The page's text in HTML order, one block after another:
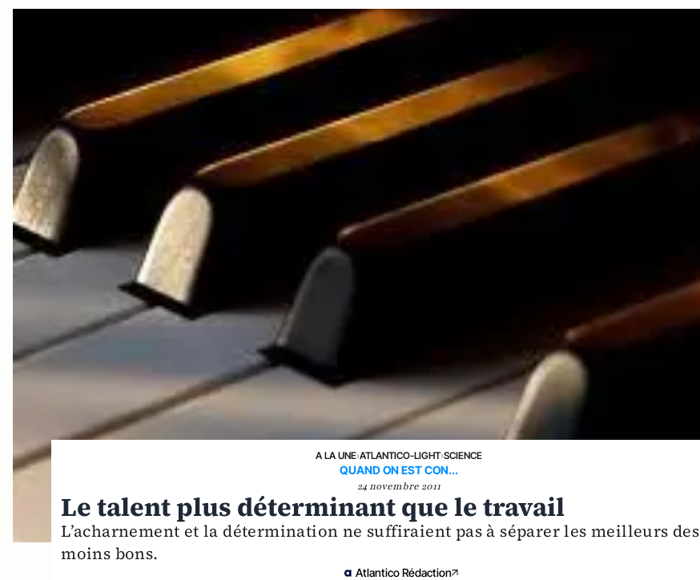
A LA UNE›ATLANTICO-LIGHT›SCIENCE
QUAND ON EST CON...
24 novembre 2011
Le talent plus déterminant que le travail
L’acharnement et la détermination ne suffiraient pas à séparer les meilleurs des
moins bons.
Atlantico Rédaction